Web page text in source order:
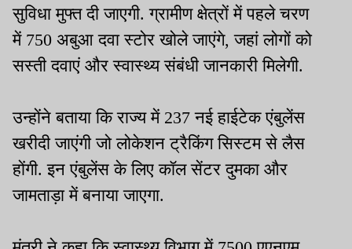
सुविधा मुफ्त दी जाएगी. ग्रामीण क्षेत्रों में पहले चरण
में 750 अबुआ दवा स्टोर खोले जाएंगे, जहां लोगों को
सस्ती दवाएं और स्वास्थ्य संबंधी जानकारी मिलेगी.
उन्होंने बताया कि राज्य में 237 नई हाईटेक एंबुलेंस
खरीदी जाएंगी जो लोकेशन ट्रैकिंग सिस्टम से लैस
होंगी. इन एंबुलेंस के लिए कॉल सेंटर दुमका और
जामताड़ा में बनाया जाएगा.